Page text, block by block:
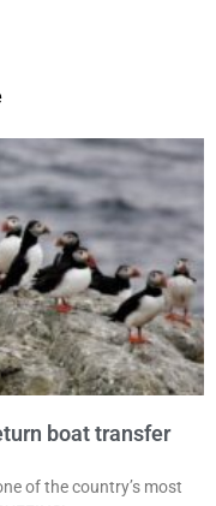
boat transfer
of the country’s most